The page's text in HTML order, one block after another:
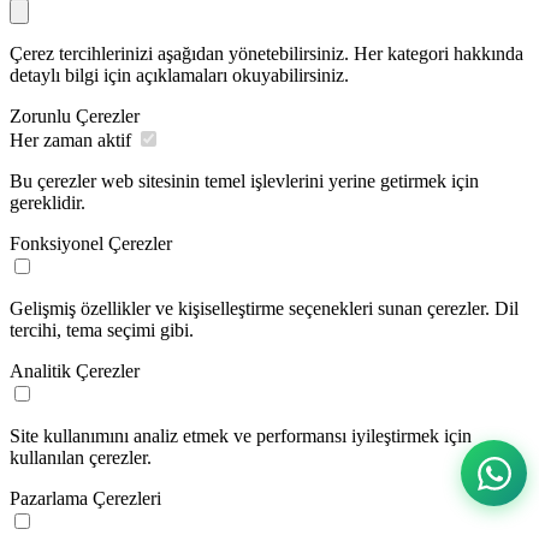
Çerez tercihlerinizi aşağıdan yönetebilirsiniz. Her kategori hakkında
detaylı bilgi için açıklamaları okuyabilirsiniz.
Zorunlu Çerezler
Her zaman aktif
Bu çerezler web sitesinin temel işlevlerini yerine getirmek için
gereklidir.
Fonksiyonel Çerezler
Gelişmiş özellikler ve kişiselleştirme seçenekleri sunan çerezler. Dil
tercihi, tema seçimi gibi.
Analitik Çerezler
Site kullanımını analiz etmek ve performansı iyileştirmek için
kullanılan çerezler.
Pazarlama Çerezleri